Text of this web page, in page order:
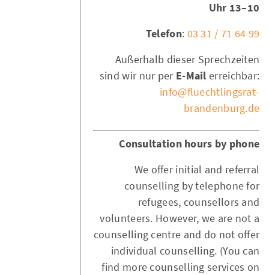
10–13 Uhr
Telefon: 03 31 / 71 64 99
Außerhalb dieser Sprechzeiten
sind wir nur per E-Mail erreichbar:
info@fluechtlingsrat-
brandenburg.de
Consultation hours by phone
We offer initial and referral
counselling by telephone for
refugees, counsellors and
volunteers. However, we are not a
counselling centre and do not offer
individual counselling. (You can
find more counselling services on